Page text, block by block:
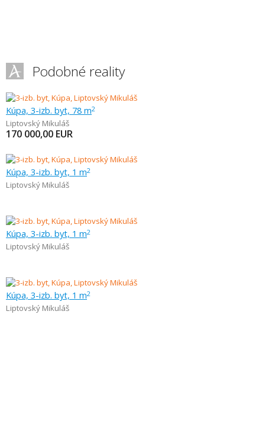
Podobné reality
Kúpa, 3-izb. byt, 78 m2
Liptovský Mikuláš
170 000,00 EUR
Kúpa, 3-izb. byt, 1 m2
Liptovský Mikuláš
Kúpa, 3-izb. byt, 1 m2
Liptovský Mikuláš
Kúpa, 3-izb. byt, 1 m2
Liptovský Mikuláš